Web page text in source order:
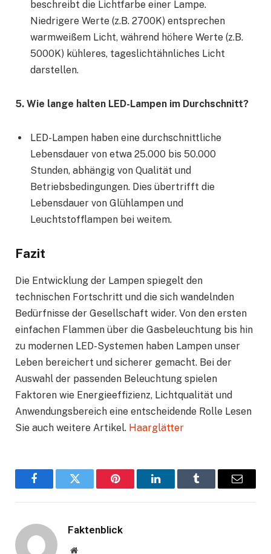
beschreibt die Lichtfarbe einer Lampe.
Niedrigere Werte (z.B. 2700K) entsprechen
warmweißem Licht, während höhere Werte (z.B.
5000K) kühleres, tageslichtähnliches Licht
darstellen.
5. Wie lange halten LED-Lampen im Durchschnitt?
LED-Lampen haben eine durchschnittliche
Lebensdauer von etwa 25.000 bis 50.000
Stunden, abhängig von Qualität und
Betriebsbedingungen. Dies übertrifft die
Lebensdauer von Glühlampen und
Leuchtstofflampen bei weitem.
Fazit
Die Entwicklung der Lampen spiegelt den
technischen Fortschritt und die sich wandelnden
Bedürfnisse der Gesellschaft wider. Von den ersten
einfachen Flammen über die Gasbeleuchtung bis hin
zu modernen LED-Systemen haben Lampen unser
Leben bereichert und sicherer gemacht. Bei der
Auswahl der passenden Beleuchtung spielen
Faktoren wie Energieeffizienz, Lichtqualität und
Anwendungsbereich eine entscheidende Rolle Lesen
Sie auch weitere Artikel. Haarglätter
FacebookTwitter Pinterest LinkedInTumblr Email
Faktenblick
Website